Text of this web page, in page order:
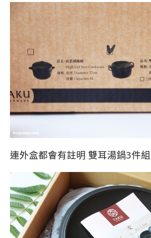
連外盒都會有註明 雙耳湯鍋3件組